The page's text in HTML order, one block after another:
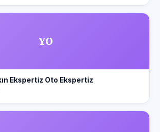
YO
Ekspertiz Oto Ekspertiz